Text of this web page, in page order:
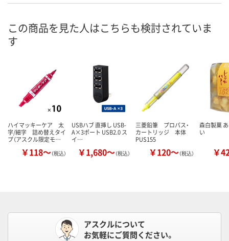
この商品を見た人はこちらも検討されていま
す
ハイマッキーケア 太
字/細字 詰め替えタイ
プ（アスクル限定モ…
￥118～（税込）
USBハブ 直挿し USB-
A×3ポート USB2.0 ス
イ…
￥1,680～（税込）
三菱鉛筆 プロパス・
カートリッジ 本体
PUS155
￥120～（税込）
森白製菓
い
￥
アスクルについて
お気軽にご質問ください。